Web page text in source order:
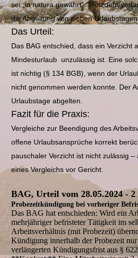
sei „in natura gewährt“. Trotzdem
die Abgeltung von sieben
Das Urteil:
Das BAG entschied, dass ein Verzicht
Mindesturlaub unzulässig ist. Eine
ist nichtig (§ 134 BGB), wenn der
nicht genommen werden konnte. Der
Urlaubstage abgelten.
Fazit für die Praxis:
Vergleiche zur Beendigung des
offene Urlaubsansprüche korrekt
pauschaler Verzicht ist nicht zulässig
eines Vergleichs vor Gericht.
BAG, Urteil vom 28.05.2024 - 2
Probezeitkündigung bei vorheriger
Das BAG hat entschieden: Wird ein
mehrjähriger befristeter Tätigkeit im
Arbeitsverhältnis (mit Probezeit)
Kündigung innerhalb der Probezeit
verlängerten Kündigungsfrist aus §